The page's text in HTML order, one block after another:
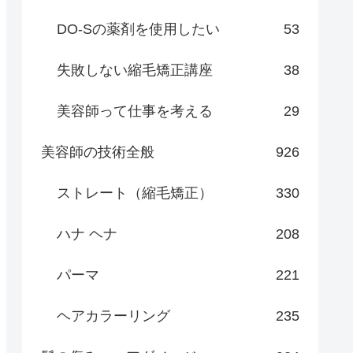
DO-Sの薬剤を使用したい 53
失敗しない縮毛矯正講座 38
美容師って仕事を考える 29
美容師の技術全般 926
ストレート（縮毛矯正） 330
ハナ ヘナ 208
パーマ 221
ヘアカラーリング 235